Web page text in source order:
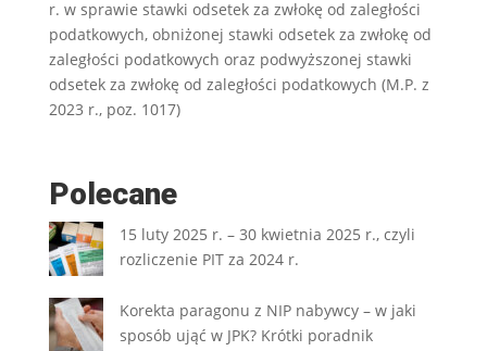
r. w sprawie stawki odsetek za zwłokę od zaległości
podatkowych, obniżonej stawki odsetek za zwłokę od
zaległości podatkowych oraz podwyższonej stawki
odsetek za zwłokę od zaległości podatkowych (M.P. z
2023 r., poz. 1017)
Polecane
15 luty 2025 r. – 30 kwietnia 2025 r., czyli
rozliczenie PIT za 2024 r.
Korekta paragonu z NIP nabywcy – w jaki
sposób ująć w JPK? Krótki poradnik